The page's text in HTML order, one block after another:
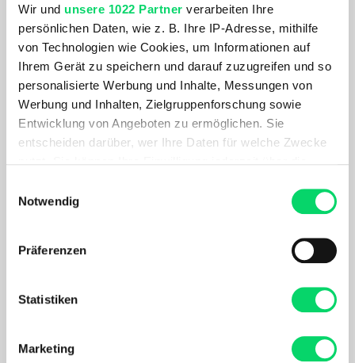
Wir und unsere 1022 Partner verarbeiten Ihre
persönlichen Daten, wie z. B. Ihre IP-Adresse, mithilfe
von Technologien wie Cookies, um Informationen auf
Ihrem Gerät zu speichern und darauf zuzugreifen und so
personalisierte Werbung und Inhalte, Messungen von
Werbung und Inhalten, Zielgruppenforschung sowie
Entwicklung von Angeboten zu ermöglichen. Sie
entscheiden darüber, wer Ihre Daten für welche Zwecke
Trigger Symbol ändern oder widerrufen
Informationen über Ihre geografische Lage
können
bestimmten Merkmalen (Fingerprinting) identifizieren
Erfahren Sie mehr darüber, wie Ihre persönlichen Daten
Notwendig
Präferenzen
Statistiken
Marketing
Produkteigenschaften
Mini MTB Pumpe /
Superschlank / 5"
Pumpenschlauch mit CNC-
gefräßten Dualkopf für alle
Ventile / Ventilkopf mit
Innengewinde / 7bar
Verwendete Materialien
Aluminium
Abmessungen